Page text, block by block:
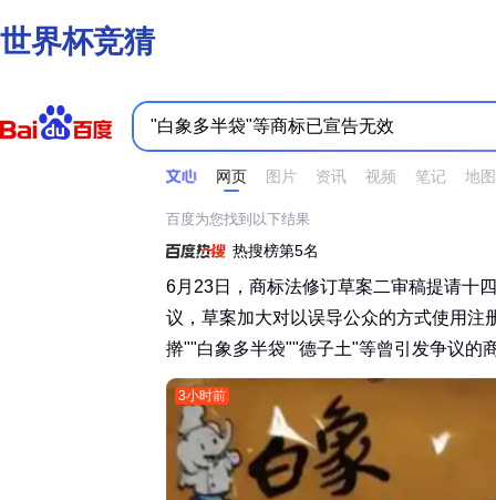
世界杯竞猜
网页 图片 资讯 视频 笔记 地图
时间不限 所有网页和文件 站点内检索
百度为您找到以下结果
热搜榜第5名
6月23日，商标法修订草案二审稿提请十
议，草案加大对以误导公众的方式使用注
擀""白象多半袋""德子土"等曾引发争议的
3小时前